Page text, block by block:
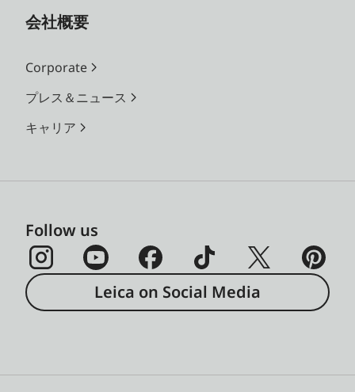
会社概要
Corporate
プレス＆ニュース
キャリア
Follow us
Leica on Social Media